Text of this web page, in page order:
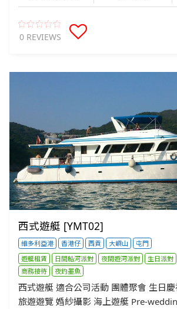
0 REVIEWS
西式遊艇 [YMT02]
維多利亞港 香港仔 西貢 大嶼山
屯門
遊艇租賃
日間船河派對 夜間遊河派對 生日派對
商務接待
夜釣墨魚
西式遊艇 適合公司活動 團體聚會 生日
旅遊遊覽 婚紗攝影 海上遊艇 Pre-